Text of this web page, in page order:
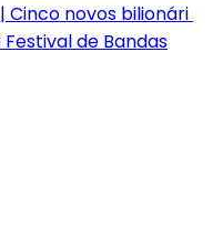
| Cinco novos bilionári
de Bandas